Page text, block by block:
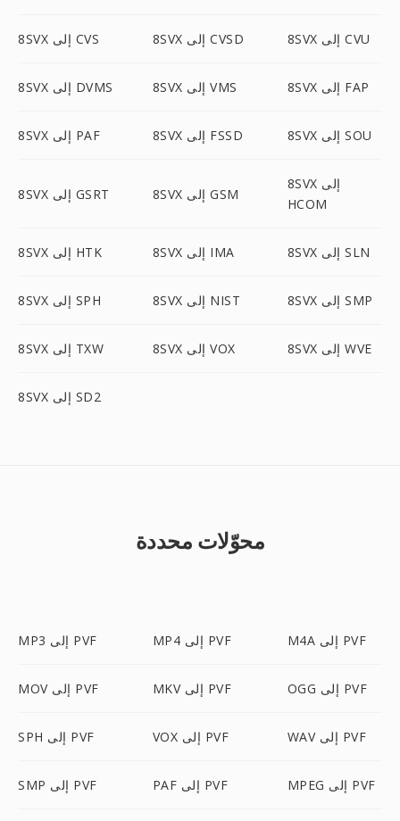
8SVX إلى CVS 8SVX إلى CVSD 8SVX إلى CVU
8SVX إلى DVMS 8SVX إلى VMS 8SVX إلى FAP
8SVX إلى PAF 8SVX إلى FSSD 8SVX إلى SOU
8SVX إلى GSRT 8SVX إلى GSM
8SVX إلى
HCOM
8SVX إلى HTK 8SVX إلى IMA 8SVX إلى SLN
8SVX إلى SPH 8SVX إلى NIST 8SVX إلى SMP
8SVX إلى TXW 8SVX إلى VOX 8SVX إلى WVE
8SVX إلى SD2
محوّلات محددة
MP3 إلى PVF MP4 إلى PVF M4A إلى PVF
MOV إلى PVF MKV إلى PVF OGG إلى PVF
SPH إلى PVF VOX إلى PVF WAV إلى PVF
SMP إلى PVF PAF إلى PVF MPEG إلى PVF